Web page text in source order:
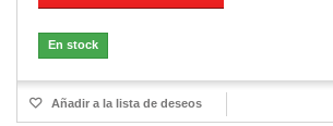
En stock
Añadir a la lista de deseos